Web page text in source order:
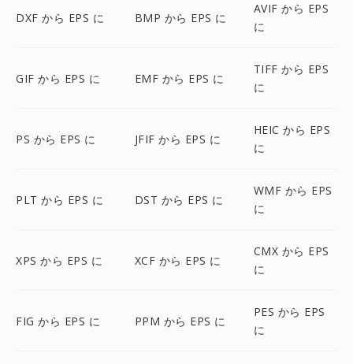
DXF から EPS に BMP から EPS に
AVIF から EPS
に
GIF から EPS に EMF から EPS に
TIFF から EPS
に
PS から EPS に JFIF から EPS に
HEIC から EPS
に
PLT から EPS に DST から EPS に
WMF から EPS
に
XPS から EPS に XCF から EPS に
CMX から EPS
に
FIG から EPS に PPM から EPS に
PES から EPS
に